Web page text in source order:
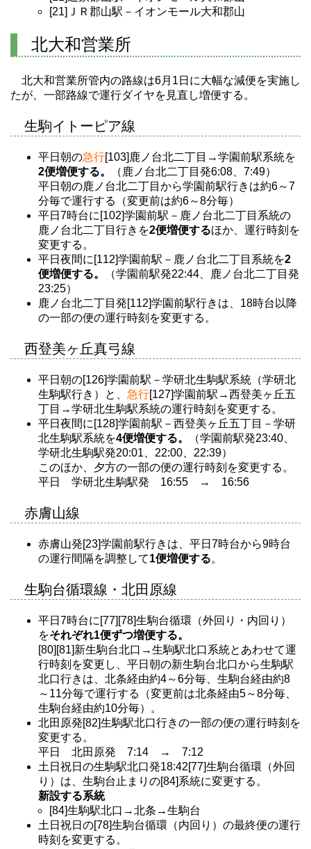
[21]ＪＲ郡山駅－イオンモール大和郡山
北大和営業所
北大和営業所管内の路線は6月1日に大幅な減便を実施し
たが、一部路線で運行ダイヤを見直し増便する。
生駒イトーピア線
平日朝の急行[103]鹿ノ台北二丁目→学園前駅系統を
2便増便する。
（鹿ノ台北二丁目発6:08、7:49）
平日朝の鹿ノ台北二丁目から学園前駅行きは約6～7
分毎で運行する（変更前は約6～8分毎）
平日7時台に[102]学園前駅－鹿ノ台北二丁目系統の
鹿ノ台北二丁目行きを2便増便するほか、運行時刻を
変更する。
平日夜間に[112]学園前駅－鹿ノ台北二丁目系統を2
便増便する。
（学園前駅発22:44、鹿ノ台北二丁目発
23:25）
鹿ノ台北二丁目発[112]学園前駅行きは、18時台以降
の一部の便の運行時刻を変更する。
西登美ヶ丘真弓線
平日朝の[126]学園前駅－学研北生駒駅系統（学研北
生駒駅行き）と、 急行[127]学園前駅→西登美ヶ丘五
丁目→学研北生駒駅系統の運行時刻を変更する。
平日夜間に[128]学園前駅－西登美ヶ丘五丁目－学研
北生駒駅系統を4便増便する。
（学園前駅発23:40、
学研北生駒駅発20:01、22:00、22:39）
このほか、夕方の一部の便の運行時刻を変更する。
平日 学研北生駒駅発 16:55 → 16:56
赤膚山線
赤膚山発[23]学園前駅行きは、平日7時台から9時台
の運行間隔を調整して1便増便する。
生駒台循環線・北田原線
平日7時台に[77][78]生駒台循環（外回り・内回り）
をそれぞれ1便ずつ増便する。
[80][81]新生駒台北口→生駒駅北口系統とあわせて運
行時刻を変更し、平日朝の新生駒台北口から生駒駅
北口行きは、北条経由約4～6分毎、生駒台経由約8
～11分毎で運行する（変更前は北条経由5～8分毎、
生駒台経由約10分毎）。
北田原発[82]生駒駅北口行きの一部の便の運行時刻を
変更する。
平日 北田原発 7:14 → 7:12
土日祝日の生駒駅北口発18:42[77]生駒台循環（外回
り）は、生駒台止まりの[84]系統に変更する。
新設する系統
[84]生駒駅北口→北条→生駒台
土日祝日の[78]生駒台循環（内回り）の最終便の運行
時刻を変更する。